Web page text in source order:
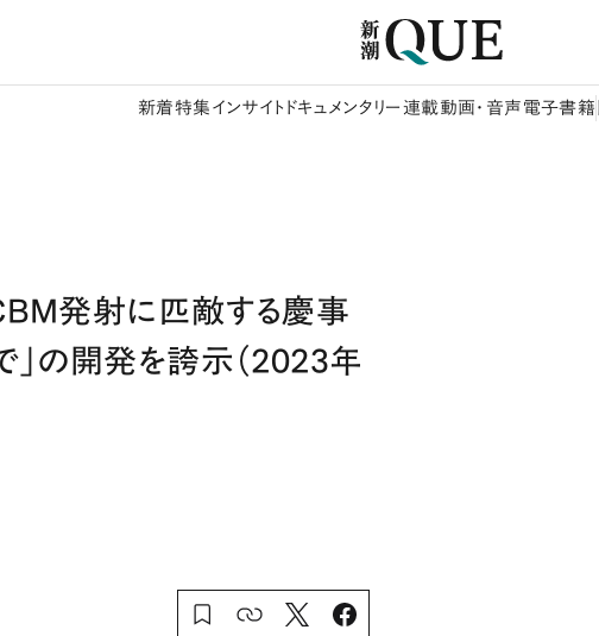
新着特集 インサイト ドキュメンタリー 連載動画・音声 電子書籍
発射に匹敵する慶事
」の開発を誇示（2023年